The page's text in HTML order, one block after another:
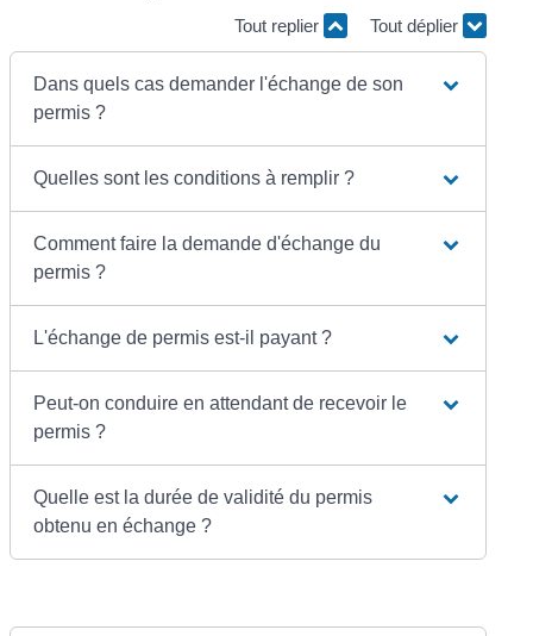
Tout replier
Tout déplier
Dans quels cas demander l'échange de son
permis ?
Quelles sont les conditions à remplir ?
Comment faire la demande d'échange du
permis ?
L'échange de permis est-il payant ?
Peut-on conduire en attendant de recevoir le
permis ?
Quelle est la durée de validité du permis
obtenu en échange ?